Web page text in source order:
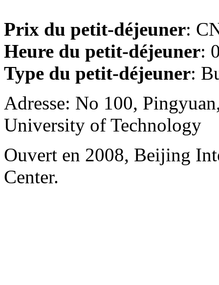
Prix du petit-déjeuner:
Heure du petit-déjeuner:
Type du petit-déjeuner:
Adresse: No 100,
University of Technology
Ouvert en 2008, Beijing
Center.